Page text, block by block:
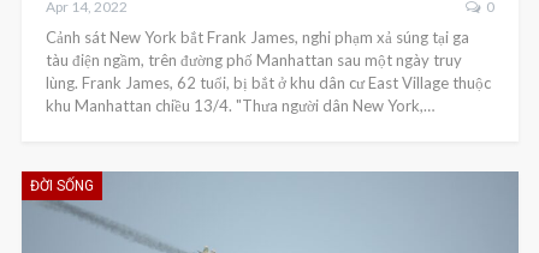
Apr 14, 2022 0
Cảnh sát New York bắt Frank James, nghi phạm xả súng tại ga
tàu điện ngầm, trên đường phố Manhattan sau một ngày truy
lùng. Frank James, 62 tuổi, bị bắt ở khu dân cư East Village thuộc
khu Manhattan chiều 13/4. "Thưa người dân New York,…
ĐỜI SỐNG